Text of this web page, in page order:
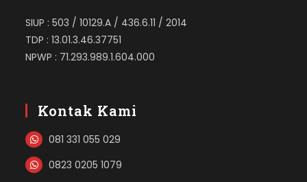
SIUP : 503 / 10129.A / 436.6.11 / 2014
TDP : 13.01.3.46.37751
NPWP : 71.293.989.1.604.000
Kontak Kami
081 331 055 029
0823 0205 1079